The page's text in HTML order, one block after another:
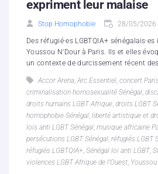
expriment leur malaise
Stop Homophobie 28/05/2026
Des réfugié·es LGBTQIA+
Youssou N'Dour à Paris. Ils et elles
un contexte de durcissement récent
Accor Arena, Arc Essentiel, concert
criminalisation homosexualité Sénégal,
droits humains LGBT Afrique, droits LGBT
homophobie Sénégal, liberté artistique et
lois anti LGBT Sénégal, musique africaine
persécutions LGBT Sénégal, réfugiés LGBT
réfugiés LGBTQIA+, Sénégal loi anti LGBT,
violences LGBT Afrique de l’Ouest,